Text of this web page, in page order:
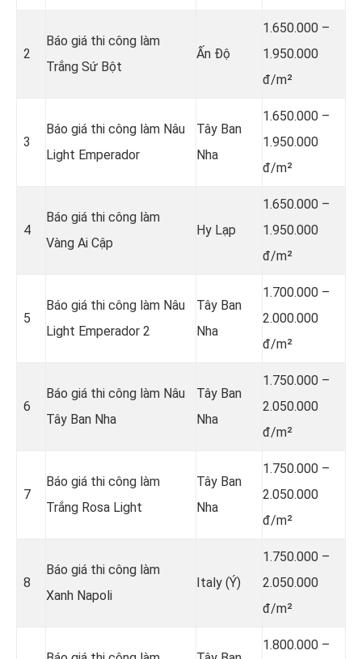
2
Báo giá thi công làm
Trắng Sứ Bột
Ấn Độ
1.650.000 –
1.950.000
đ/m²
3
Báo giá thi công làm Nâu
Light Emperador
Tây Ban
Nha
1.650.000 –
1.950.000
đ/m²
4
Báo giá thi công làm
Vàng Ai Cập
Hy Lạp
1.650.000 –
1.950.000
đ/m²
5
Báo giá thi công làm Nâu
Light Emperador 2
Tây Ban
Nha
1.700.000 –
2.000.000
đ/m²
6
Báo giá thi công làm Nâu
Tây Ban Nha
Tây Ban
Nha
1.750.000 –
2.050.000
đ/m²
7
Báo giá thi công làm
Trắng Rosa Light
Tây Ban
Nha
1.750.000 –
2.050.000
đ/m²
8
Báo giá thi công làm
Xanh Napoli
Italy (Ý)
1.750.000 –
2.050.000
đ/m²
1.800.000 –